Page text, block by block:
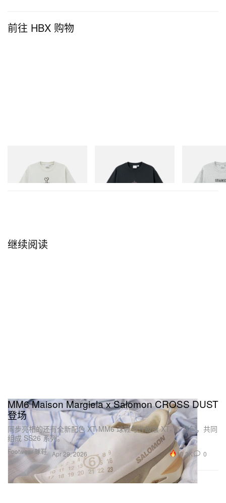
前往 HBX 购物
Bone Tee Pigment Dyed
立刻购入
Flame Tee
立刻购入
Yosemite
立刻购入
继续阅读
Footwear 球鞋
MM6 Maison Margiela x Salomon CROSS DUST
登场
同步亮相的还有全新配色 XT-MM6 球鞋与升级版 XT-15 背包，共同
组成 SS26 系列。
Apr 29, 2026 10.3K 0